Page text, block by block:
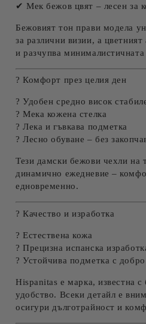
✔ Мек бежов цвят – лесен за
Бежовият тон прави модела
за различни визии, а
и разчупва минималистичната
? Комфорт през целия ден
? Удобен средно висок
? Мека кожена стелка
? Лека и гъвкава подметка
? Лесно обуване – без
Тези дамски бежови чехли на
динамично ежедневие –
едновременно.
? Качество и изработка
? Естествена кожа
? Прецизна испанска
? Устойчива подметка с
Hispanitas е марка, известна
удобство. Всеки детайл е
осигури дълготрайност и